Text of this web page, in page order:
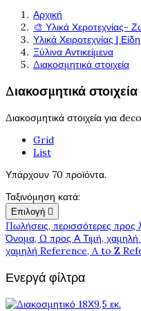
Αρχική
🎨 Υλικά Χεροτεχνίας-
Υλικά Χειροτεχνίας |
Ξύλινα Αντικείμενα
Διακοσμητικά στοιχεία
Διακοσμητικά στοιχεία
Διακοσμητικά στοιχεία για
Grid
List
Υπάρχουν 70 προϊόντα.
Ταξινόμηση κατά:
Επιλογή 
Πωλήσεις, περισσότερες προς
Όνομα, Ω προς ΑΤιμή,
χαμηλή Reference, A to Z
Ενεργά φίλτρα